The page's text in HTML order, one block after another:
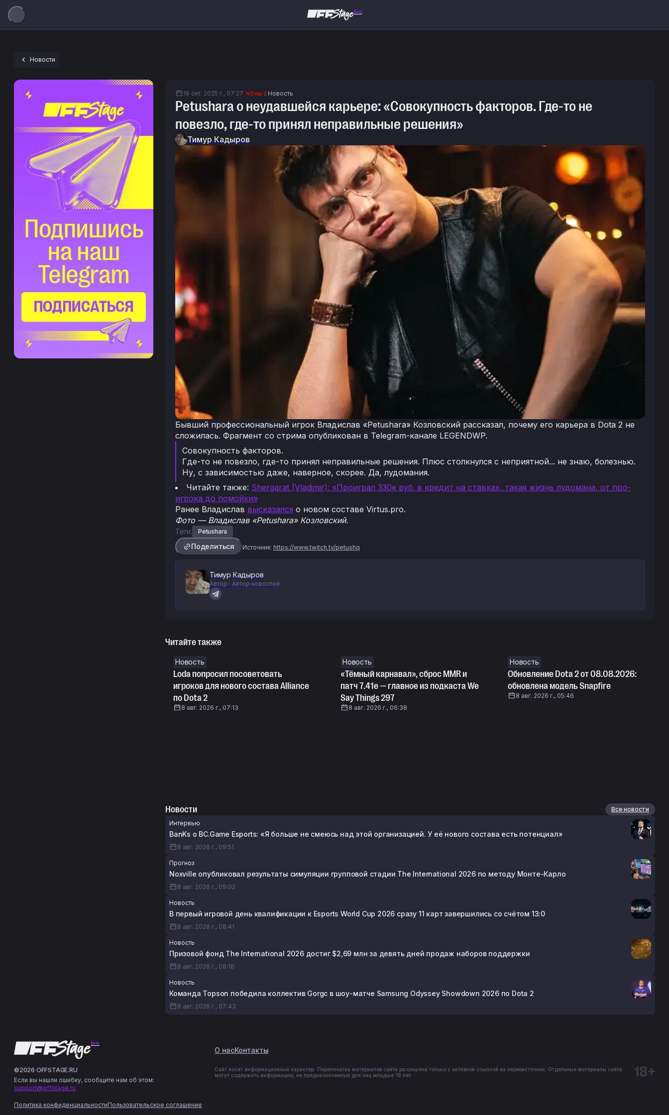
Beta
Новости
16 окт. 2025 г., 07:27 Dota 2 Новость
Petushara о неудавшейся карьере: «Совокупность факторов. Где-то не
повезло, где-то принял неправильные решения»
Тимур Кадыров
Бывший профессиональный игрок Владислав «Petushara» Козловский рассказал, почему его карьера в Dota 2 не
сложилась. Фрагмент со стрима опубликован в Telegram-канале LEGENDWP.
Совокупность факторов.
Где-то не повезло, где-то принял неправильные решения. Плюс столкнулся с неприятной... не знаю, болезнью.
Ну, с зависимостью даже, наверное, скорее. Да, лудомания.
Читайте также: Shergarat (Vladimir): «Проиграл 330к руб. в кредит на ставках, такая жизнь лудомана, от про-
игрока до помойки»
Ранее Владислав высказался о новом составе Virtus.pro.
Фото — Владислав «Petushara» Козловский.
Теги: Petushara
Поделиться Источник: https://www.twitch.tv/petushq
Тимур Кадыров
Автор · Автор новостей
Читайте также
Новость
Loda попросил посоветовать
игроков для нового состава Alliance
по Dota 2
8 авг. 2026 г., 07:13
Новость
«Тёмный карнавал», сброс MMR и
патч 7.41e — главное из подкаста We
Say Things 297
8 авг. 2026 г., 06:38
Новость
Обновление Dota 2 от 08.08.2026:
обновлена модель Snapfire
8 авг. 2026 г., 05:46
Новости
Все новости
Интервью
BanKs о BC.Game Esports: «Я больше не смеюсь над этой организацией. У её нового состава есть потенциал»
8 авг. 2026 г., 09:51
Прогноз
Noxville опубликовал результаты симуляции групповой стадии The International 2026 по методу Монте-Карло
8 авг. 2026 г., 09:02
Новость
В первый игровой день квалификации к Esports World Cup 2026 сразу 11 карт завершились со счётом 13:0
8 авг. 2026 г., 08:41
Новость
Призовой фонд The International 2026 достиг $2,69 млн за девять дней продаж наборов поддержки
8 авг. 2026 г., 08:16
Новость
Команда Topson победила коллектив Gorgc в шоу-матче Samsung Odyssey Showdown 2026 по Dota 2
8 авг. 2026 г., 07:43
Beta
О насКонтакты
©2026 OFFSTAGE.RU
Если вы нашли ошибку, сообщите нам об этом:
support@offstage.ru
Политика конфиденциальностиПользовательское соглашение
Сайт носит информационный характер. Перепечатка материалов сайта разрешена только с активной ссылкой на первоисточник. Отдельные материалы сайта
могут содержать информацию, не предназначенную для лиц младше 18 лет.